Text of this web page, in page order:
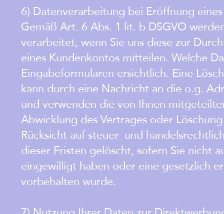
6) Datenverarbeitung bei Eröffnung
Gemäß Art. 6 Abs. 1 lit. b DSGVO
verarbeitet, wenn Sie uns diese zur
eines Kundenkontos mitteilen. Welche
Eingabeformularen ersichtlich. Eine
kann durch eine Nachricht an die o.g.
und verwenden die von Ihnen
Abwicklung des Vertrages oder
Rücksicht auf steuer- und
dieser Fristen gelöscht, sofern Sie nicht
eingewilligt haben oder eine gesetzlich
vorbehalten wurde.